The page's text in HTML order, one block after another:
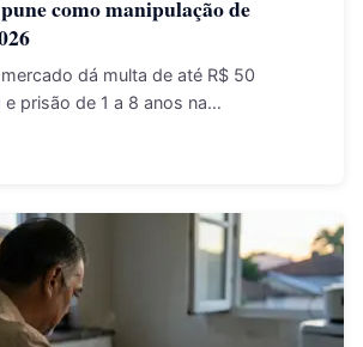
como manipulação de
dá multa de até R$ 50
e prisão de 1 a 8 anos na…